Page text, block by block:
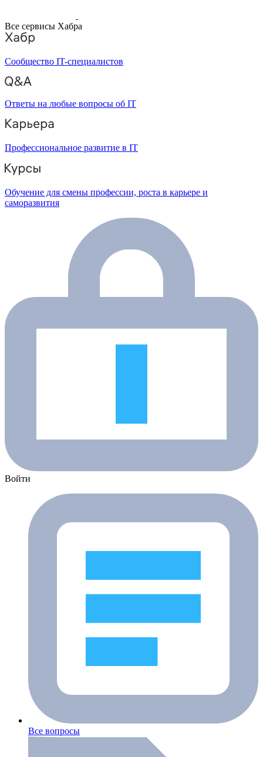
Все сервисы Хабра
Сообщество IT-специалистов
Ответы на любые вопросы об IT
Профессиональное развитие в IT
Обучение для смены профессии, роста в карьере и
саморазвития
Войти
Все вопросы